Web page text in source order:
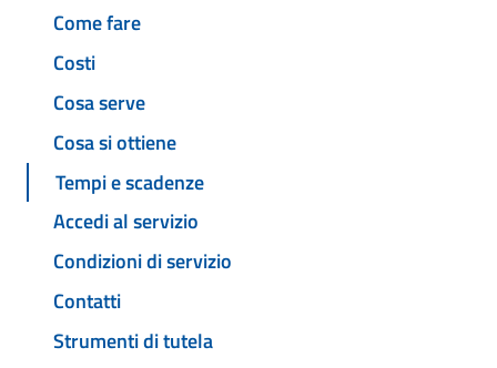
Come fare
Costi
Cosa serve
Cosa si ottiene
Tempi e scadenze
Accedi al servizio
Condizioni di servizio
Contatti
Strumenti di tutela